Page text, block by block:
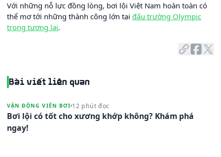
Với những nỗ lực đồng lòng, bơi lội Việt Nam hoàn toàn có
thể mơ tới những thành công lớn tại đấu trường Olympic
trong tương lai.
Bài viết liên quan
VẬN ĐỘNG VIÊN BƠI 12 phút đọc
Bơi lội có tốt cho xương khớp không? Khám phá
ngay!